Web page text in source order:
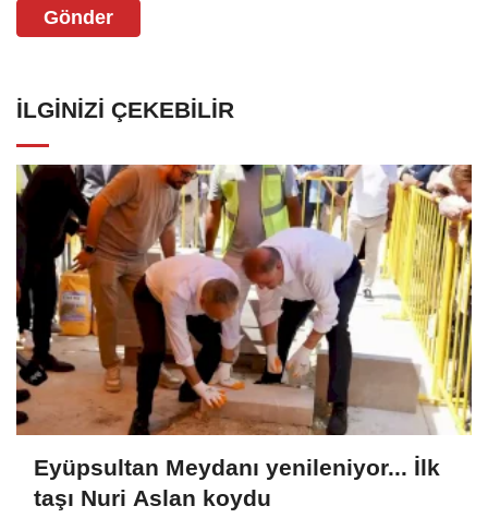
Gönder
İLGINIZI ÇEKEBILIR
Eyüpsultan Meydanı yenileniyor... İlk
taşı Nuri Aslan koydu